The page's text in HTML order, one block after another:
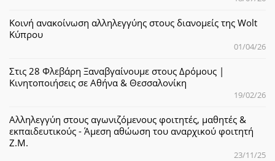
Κοινή ανακοίνωση αλληλεγγύης στους διανομείς της Wolt
Κύπρου
01/04/26
Στις 28 Φλεβάρη Ξαναβγαίνουμε στους Δρόμους |
Κινητοποιήσεις σε Αθήνα & Θεσσαλονίκη
19/02/26
Αλληλεγγύη στους αγωνιζόμενους φοιτητές, μαθητές &
εκπαιδευτικούς - Άμεση αθώωση του αναρχικού φοιτητή
Ζ.Μ.
23/11/25